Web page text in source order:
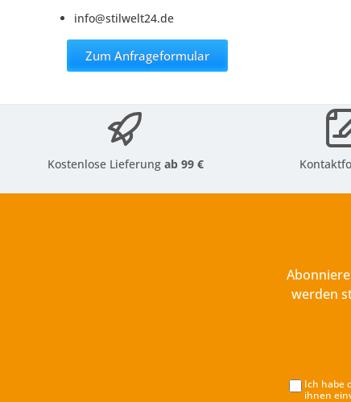
info@stilwelt24.de
Zum Anfrageformular
Kostenlose Lieferungab 99 €
werden
Ich habe
ihnen